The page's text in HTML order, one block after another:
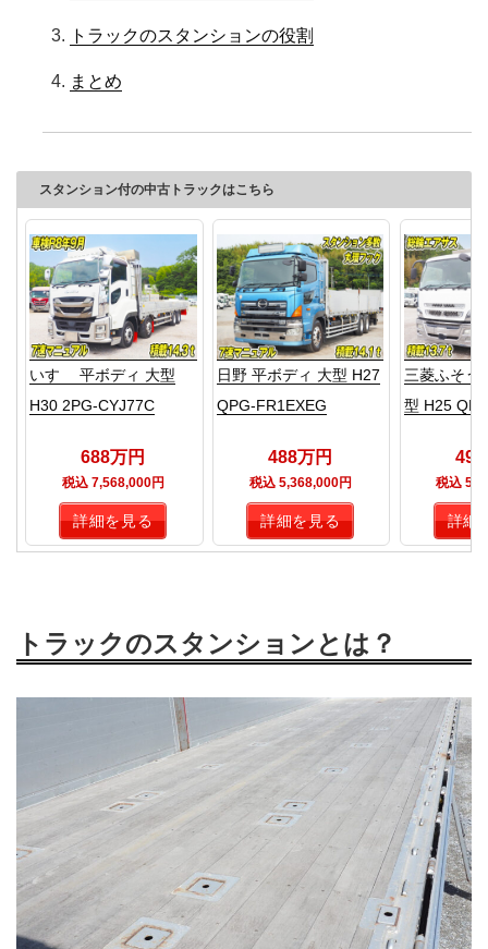
トラックのスタンションの役割
まとめ
スタンション付の中古トラックはこちら
いすゞ 平ボディ 大型
H30 2PG-CYJ77C
688万円
税込 7,568,000円
詳細を見る
日野 平ボディ 大型 H27
QPG-FR1EXEG
488万円
税込 5,368,000円
詳細を見る
三菱ふそう
型 H25
498
税込
詳細
トラックのスタンションとは？